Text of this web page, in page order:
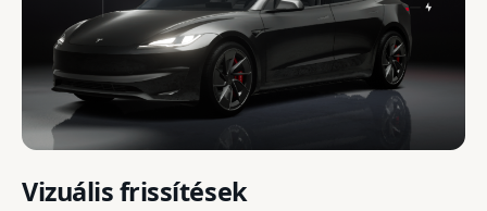
Vizuális frissítések